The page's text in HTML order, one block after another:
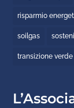
risparmio
soilgas
transizione verde